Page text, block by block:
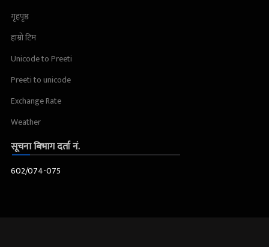
गृहपृष्ठ
हाम्रो टिम
Unicode to Preeti
Preeti to unicode
Exchange Rate
Weather
सूचना बिभाग दर्ता नं.
602/074-075